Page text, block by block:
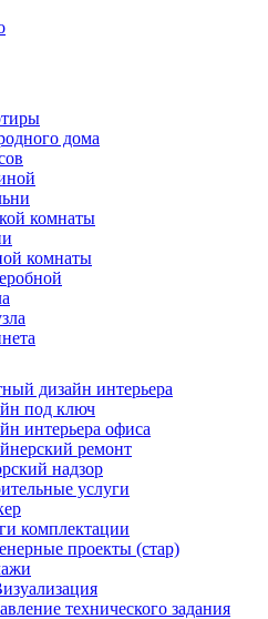
дома
комнаты
комнаты
дизайн интерьера
под ключ
интерьера офиса
ремонт
надзор
услуги
комплектации
проекты (стар)
технического задания